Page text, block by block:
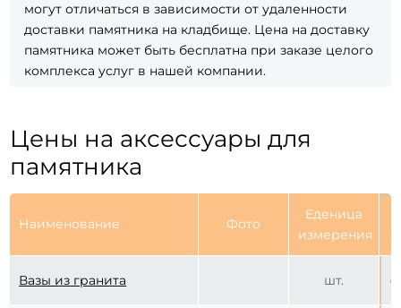
могут отличаться в зависимости от удаленности
доставки памятника на кладбище. Цена на доставку
памятника может быть бесплатна при заказе целого
комплекса услуг в нашей компании.
Цены на аксессуары для
памятника
Наименование Фото
Еденица
измерения
Вазы из гранита шт.